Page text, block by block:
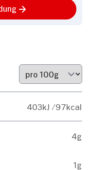
403kJ /97kcal
4g
1g